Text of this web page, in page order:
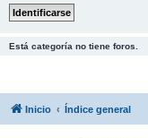
Está categoría no tiene foros.
Inicio Índice general